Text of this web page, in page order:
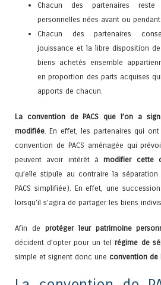
Chacun des partenaires
personnelles nées avant ou
Chacun des partenaires
jouissance et la libre disposition
biens achetés ensemble
en proportion des parts acquises
apports de chacun.
La convention de PACS que l’on a
modifiée. En effet, les partenaires qui
convention de PACS aménagée qui
peuvent avoir intérêt à modifier cette
qu’elle stipule au contraire la
PACS simplifiée). En effet, une
lorsqu’il s’agira de partager les biens
Afin de protéger leur patrimoine
décident d’opter pour un telrégime de
simple et signent donc une convention de